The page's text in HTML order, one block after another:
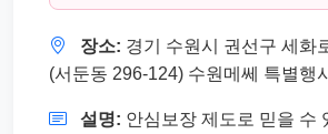
장소: 경기 수원시 권선구 세화
(서둔동 296-124) 수원메쎄 특별행
설명: 안심보장 제도로 믿을 수